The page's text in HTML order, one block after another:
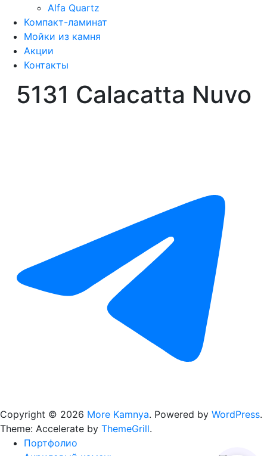
Alfa Quartz
Компакт-ламинат
Мойки из камня
Акции
Контакты
5131 Calacatta Nuvo
Copyright © 2026 More Kamnya. Powered by WordPress.
Theme: Accelerate by ThemeGrill.
Портфолио